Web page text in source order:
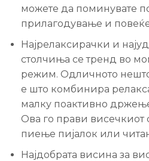
можете да поминувате
прилагодување и
Најрелаксирачки и
столчиња се тренд во
режим. Одличното нешто
е што комбинира
малку поактивно
Ова го прави висечкиот
пиење пијалок или
Најдобрата висина за